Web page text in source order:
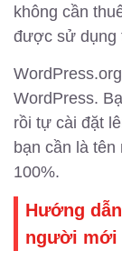
không cần
được sử dụng
WordPress.
rồi tự cài đặt
bạn cần là
100%.
Hướng
người mới